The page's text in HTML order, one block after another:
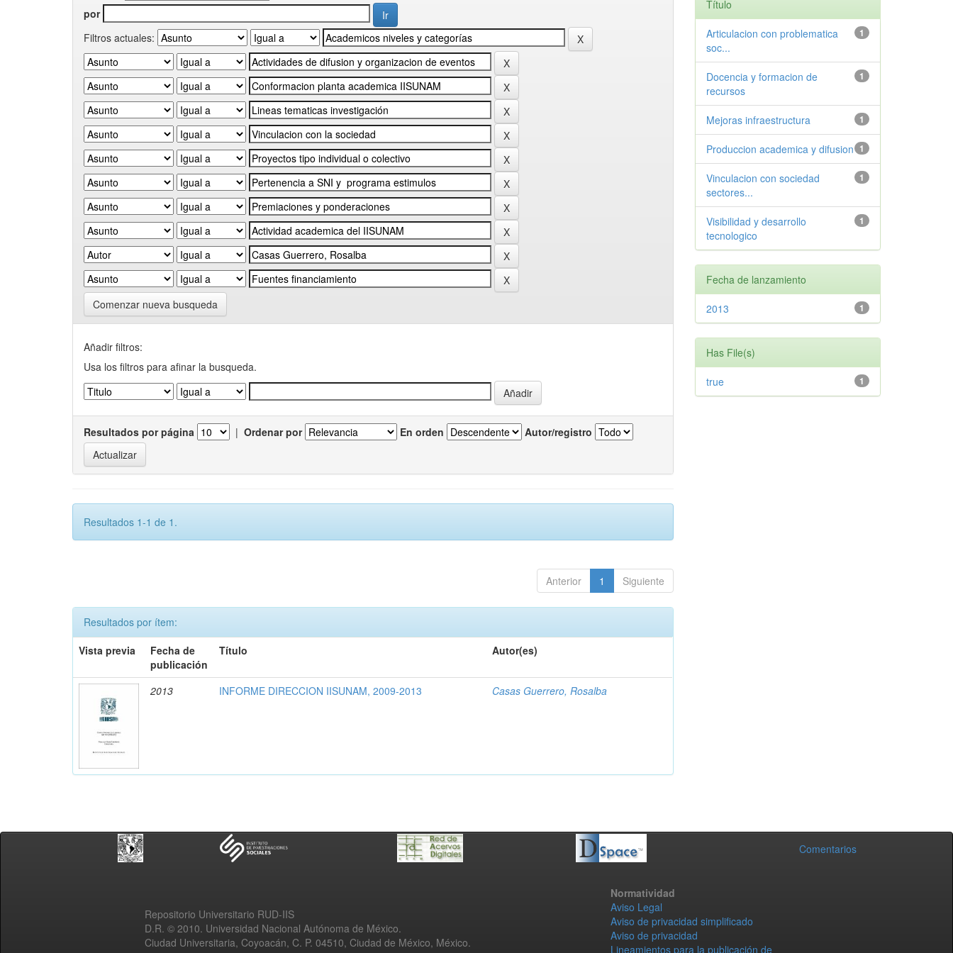
por
Filtros actuales:
Comenzar nueva busqueda
Añadir filtros:
Usa los filtros para afinar la busqueda.
Resultados por página | Ordenar por En orden Autor/registro
Resultados 1-1 de 1.
Anterior 1 Siguiente
Resultados por ítem:
Vista previa
Fecha de
publicación
Título Autor(es)
2013 INFORME DIRECCION IISUNAM, 2009-2013 Casas Guerrero, Rosalba
Título
1
Articulacion con problematica
soc...
1
Docencia y formacion de
recursos
1
Mejoras infraestructura
1
Produccion academica y difusion
1
Vinculacion con sociedad
sectores...
1
Visibilidad y desarrollo
tecnologico
Fecha de lanzamiento
1
2013
Has File(s)
1
true
Comentarios
Repositorio Universitario RUD-IIS
D.R. © 2010. Universidad Nacional Autónoma de México.
Ciudad Universitaria, Coyoacán, C. P. 04510, Ciudad de México, México.
Normatividad
Aviso Legal
Aviso de privacidad simplificado
Aviso de privacidad
Lineamientos para la publicación de